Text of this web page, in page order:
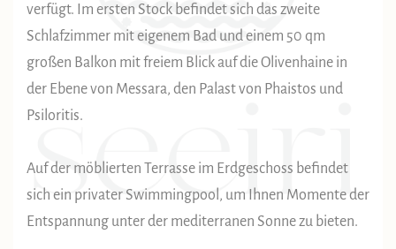
verfügt. Im ersten Stock befindet sich das zweite
Schlafzimmer mit eigenem Bad und einem 50 qm
großen Balkon mit freiem Blick auf die Olivenhaine in
der Ebene von Messara, den Palast von Phaistos und
Psiloritis.
Auf der möblierten Terrasse im Erdgeschoss befindet
sich ein privater Swimmingpool, um Ihnen Momente der
Entspannung unter der mediterranen Sonne zu bieten.